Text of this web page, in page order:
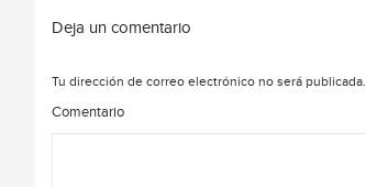
Deja un comentario
Tu dirección de correo electrónico no será publicada.
Comentario